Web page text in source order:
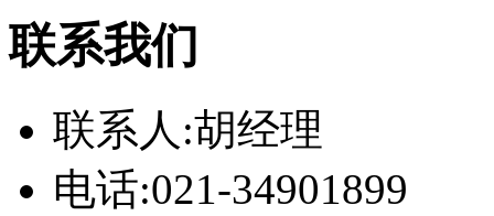
联系我们
联系人:胡经理
电话:021-34901899